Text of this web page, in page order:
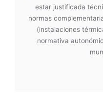
estar justificada
normas
(instalaciones
normativa